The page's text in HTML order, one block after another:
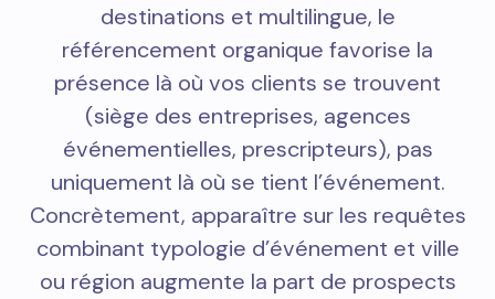
destinations et multilingue, le
référencement organique favorise la
présence là où vos clients se trouvent
(siège des entreprises, agences
événementielles, prescripteurs), pas
uniquement là où se tient l’événement.
Concrètement, apparaître sur les requêtes
combinant typologie d’événement et ville
ou région augmente la part de prospects